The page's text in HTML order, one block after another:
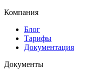
Компания
Блог
Тарифы
Документация
Документы